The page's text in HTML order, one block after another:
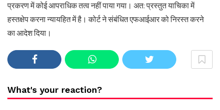
प्रकरण में कोई आपराधिक तत्व नहीं पाया गया। अत: प्रस्तुत याचिका में
हस्तक्षेप करना न्यायहित में है। कोर्ट ने संबंधित एफआईआर को निरस्त करने
का आदेश दिया।
What's your reaction?